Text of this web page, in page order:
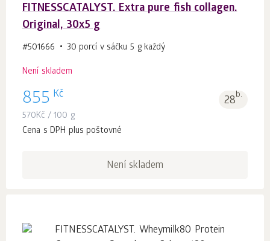
FITNESSCATALYST. Extra pure fish collagen.
Original, 30x5 g
#501666 30 porcí v sáčku 5 g každý
Není skladem
855 Kč 28b.
570Kč / 100 g
Cena s DPH plus poštovné
Není skladem